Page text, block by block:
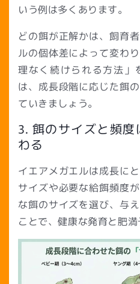
いう例は多くあります。
どの餌が正解かは、飼育
ルの個体差によって変わ
理なく続けられる方法」
は、成長段階に応じた餌
ていきましょう。
3. 餌のサイズと頻
わる
イエアメガエルは成長に
サイズや必要な給餌頻度
な餌のサイズを選び、与
ことで、健康な発育と肥満